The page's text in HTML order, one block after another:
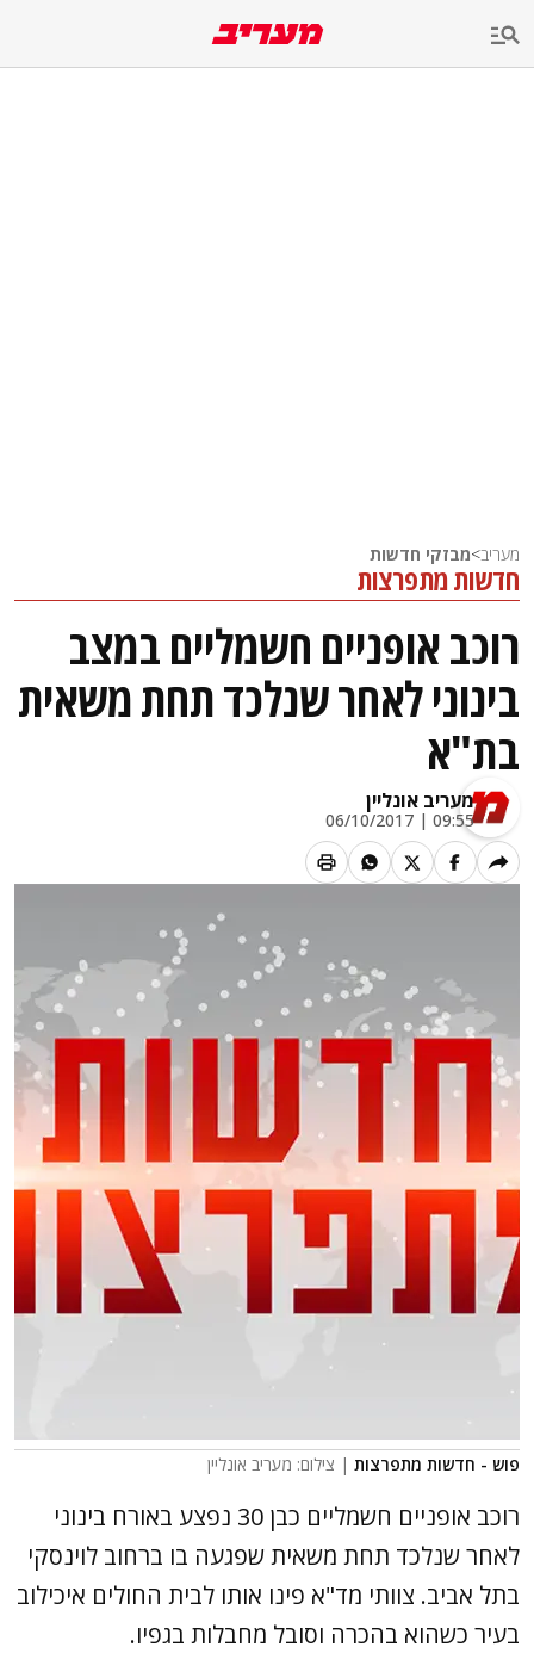
מעריב>מבזקי חדשות
חדשות מתפרצות
רוכב אופניים חשמליים במצב
בינוני לאחר שנלכד תחת משאית
בת"א
מעריב אונליין
09:55 | 06/10/2017
פוש - חדשות מתפרצות | צילום: מעריב אונליין
רוכב אופניים חשמליים כבן 30 נפצע באורח בינוני
לאחר שנלכד תחת משאית שפגעה בו ברחוב לוינסקי
בתל אביב. צוותי מד"א פינו אותו לבית החולים איכילוב
בעיר כשהוא בהכרה וסובל מחבלות בגפיו.